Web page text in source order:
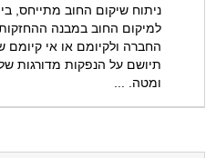
ניתוח שיקום החוב מתייחס,
למיקום החוב במבנה
החברה ולקיומם או אי קיומם
ומטה. ...